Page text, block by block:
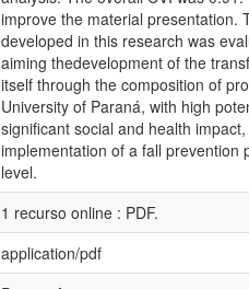
improve the material presentation.
developed in this research was
aiming thedevelopment of the
itself through the composition of
University of Paraná, with high
significant social and health
implementation of a fall prevention
level.
1 recurso online : PDF.
application/pdf